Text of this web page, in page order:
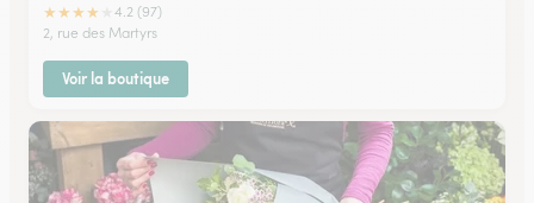
★★★★
4.2 (97)
2, rue des Martyrs
Voir la boutique